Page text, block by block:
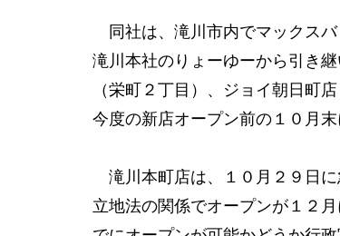
同社は、滝川市内でマックス
滝川本社のりょーゆーから引き
（栄町２丁目）、ジョイ朝日町
今度の新店オープン前の１０月
滝川本町店は、１０月２９日
立地法の関係でオープンが１２